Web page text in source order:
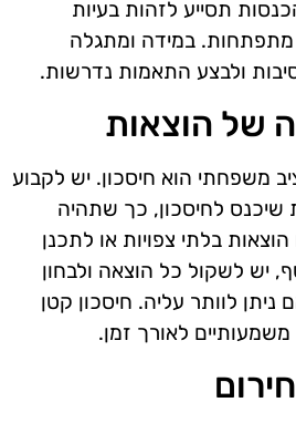
תסייע לזהות בעיות
מתפתחות. במידה ומתגלה
ולבצע התאמות נדרשות.
של הוצאות
משפחתי הוא חיסכון. יש לקבוע
שיכנס לחיסכון, כך שתהיה
בלתי צפויות או לתכנן
יש לשקול כל הוצאה ולבחון
לוותר עליה. חיסכון קטן
לאורך זמן.